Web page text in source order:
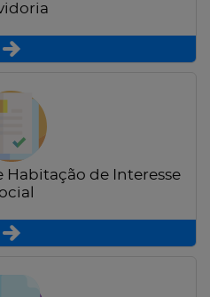
Habitação de Interesse